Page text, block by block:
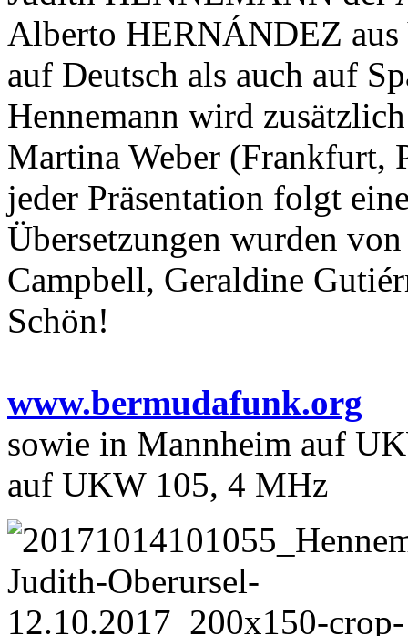
Alberto HERNÁNDEZ aus
auf Deutsch als auch auf
Hennemann wird
Martina Weber (Frankfurt,
jeder Präsentation folgt
Übersetzungen wurden
Campbell, Geraldine
Schön!
www.bermudafunk.org
sowie in Mannheim auf
auf UKW 105, 4 MHz